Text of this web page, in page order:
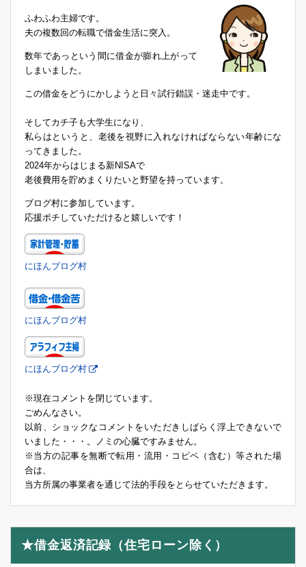
ふわふわ主婦です。
夫の複数回の転職で借金生活に突入。
数年であっという間に借金が膨れ上がって
しまいました。
この借金をどうにかしようと日々試行錯誤・迷走中です。
そしてカチ子も大学生になり、
私らはというと、老後を視野に入れなければならない年齢にな
ってきました。
2024年からはじまる新NISAで
老後費用を貯めまくりたいと野望を持っています。
ブログ村に参加しています。
応援ポチしていただけると嬉しいです！
にほんブログ村
にほんブログ村
にほんブログ村
※現在コメントを閉じています。
ごめんなさい。
以前、ショックなコメントをいただきしばらく浮上できないで
いました・・・。ノミの心臓ですみません。
※当方の記事を無断で転用・流用・コピペ（含む）等された場
合は、
当方所属の事業者を通じて法的手段をとらせていただきます。
★借金返済記録（住宅ローン除く）